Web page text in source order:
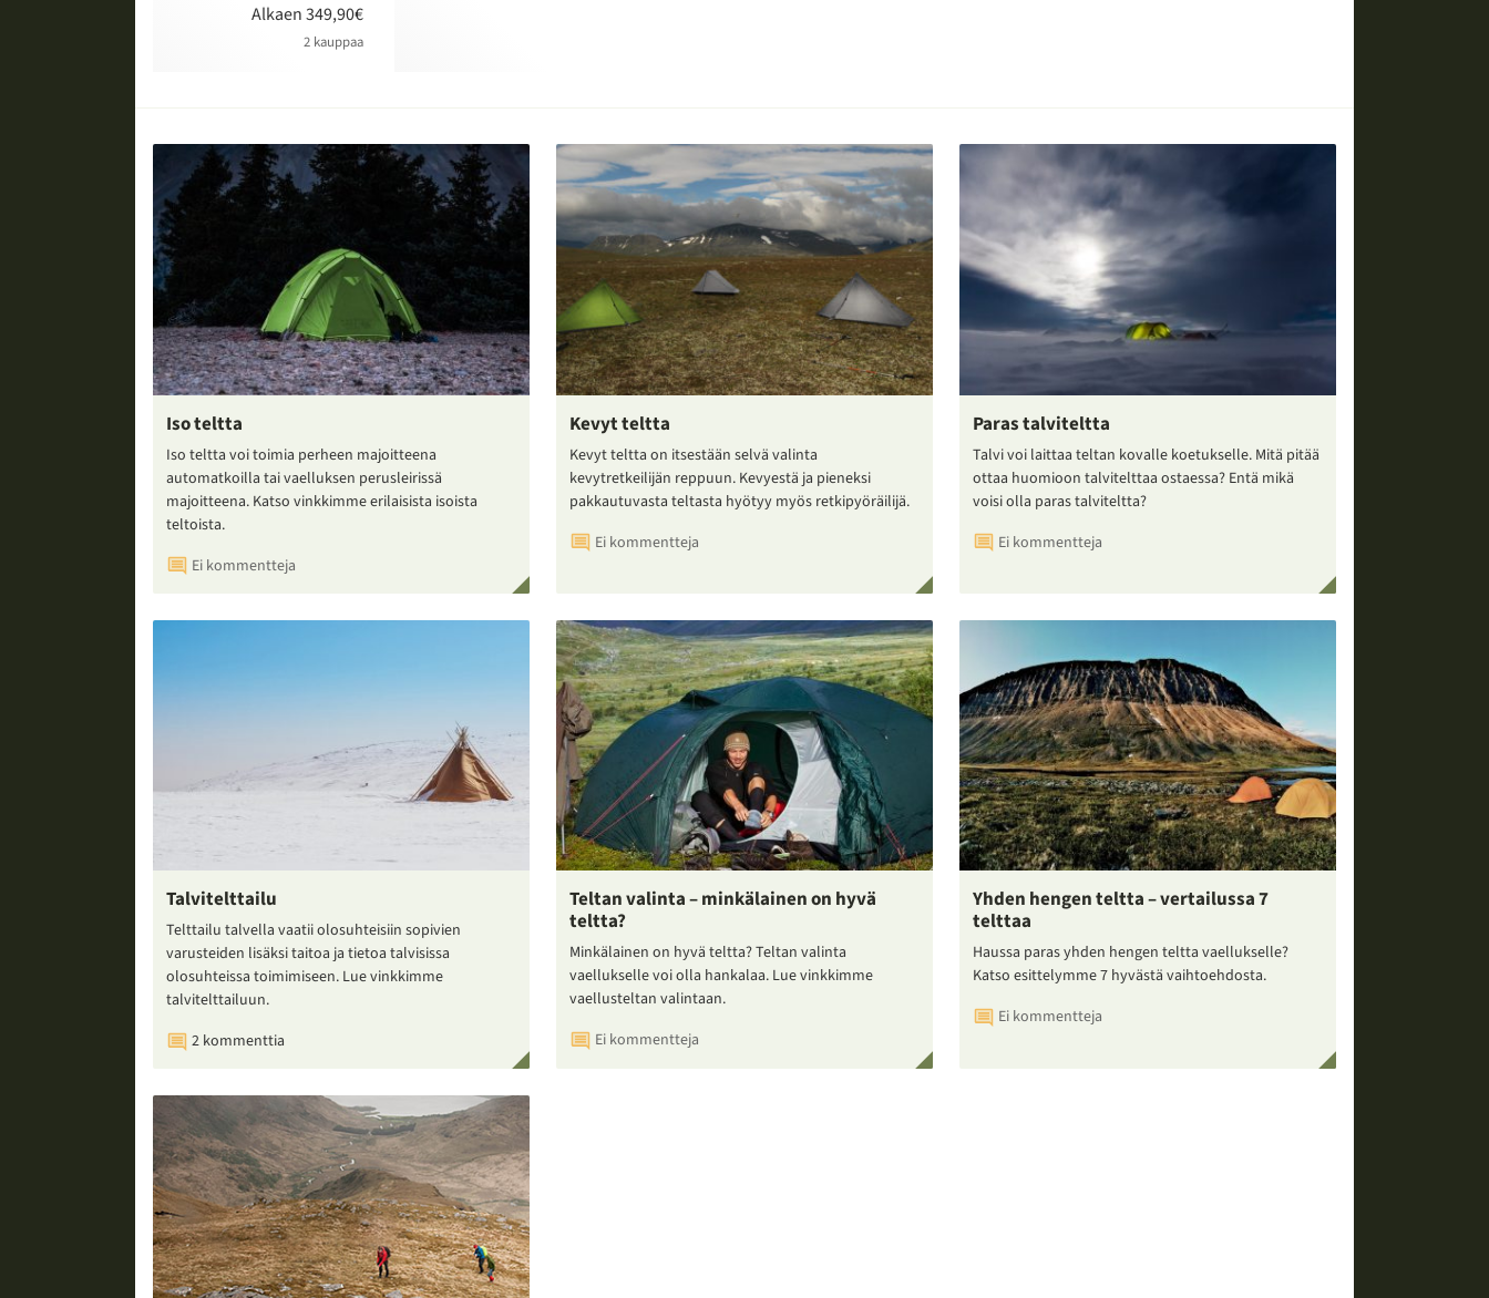
Alkaen 349,90€
2 kauppaa
Iso teltta
Iso teltta voi toimia perheen majoitteena
automatkoilla tai vaelluksen perusleirissä
majoitteena. Katso vinkkimme erilaisista isoista
teltoista.
Ei kommentteja
Kevyt teltta
Kevyt teltta on itsestään selvä valinta
kevytretkeilijän reppuun. Kevyestä ja pieneksi
pakkautuvasta teltasta hyötyy myös retkipyöräilijä.
Ei kommentteja
Paras talviteltta
Talvi voi laittaa teltan kovalle koetukselle. Mitä pitää
ottaa huomioon talvitelttaa ostaessa? Entä mikä
voisi olla paras talviteltta?
Ei kommentteja
Talvitelttailu
Telttailu talvella vaatii olosuhteisiin sopivien
varusteiden lisäksi taitoa ja tietoa talvisissa
olosuhteissa toimimiseen. Lue vinkkimme
talvitelttailuun.
2 kommenttia
Teltan valinta – minkälainen on hyvä
teltta?
Minkälainen on hyvä teltta? Teltan valinta
vaellukselle voi olla hankalaa. Lue vinkkimme
vaellusteltan valintaan.
Ei kommentteja
Yhden hengen teltta – vertailussa 7
telttaa
Haussa paras yhden hengen teltta vaellukselle?
Katso esittelymme 7 hyvästä vaihtoehdosta.
Ei kommentteja